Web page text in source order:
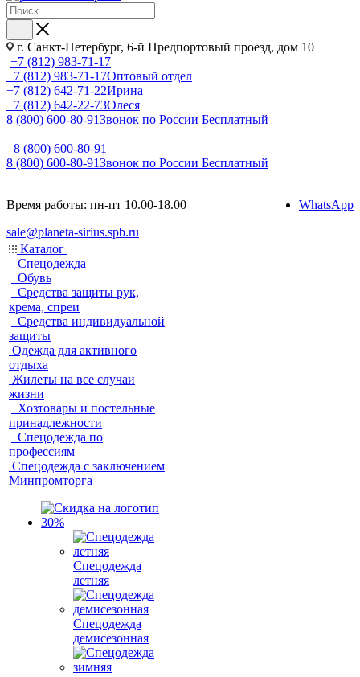
г. Санкт-Петербург, 6-й Предпортовый проезд, дом 10
+7 (812) 983-71-17
+7 (812) 983-71-17Оптовый отдел
+7 (812) 642-71-22Ирина
+7 (812) 642-22-73Олеся
8 (800) 600-80-91Звонок по России Бесплатный
8 (800) 600-80-91
8 (800) 600-80-91Звонок по России Бесплатный
Время работы: пн-пт 10.00-18.00
sale@planeta-sirius.spb.ru
WhatsApp
Каталог
Спецодежда
Обувь
Средства защиты рук,
крема, спреи
Средства индивидуальной
защиты
Одежда для активного
отдыха
Жилеты на все случаи
жизни
Хозтовары и постельные
принадлежности
Спецодежда по
профессиям
Спецодежда с заключением
Минпромторга
Спецодежда
летняя
Спецодежда
демисезонная